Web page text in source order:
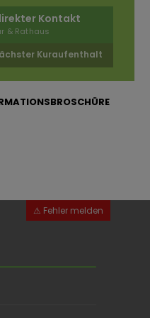
Kontakt
& Rathaus
Kuraufenthalt